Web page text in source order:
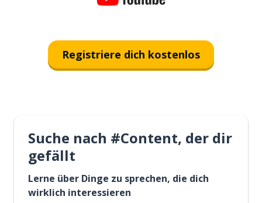
Registriere dich kostenlos
Suche nach #Content, der dir
gefällt
Lerne über Dinge zu sprechen, die dich
wirklich interessieren